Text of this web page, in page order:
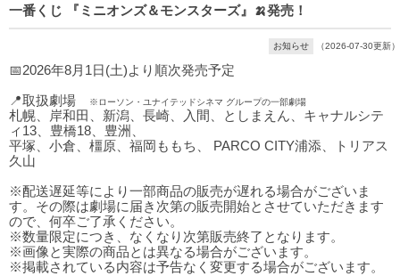
一番くじ 『ミニオンズ＆モンスターズ』🍌発売！
お知らせ （2026-07-30更新）
📅2026年8月1日(土)より順次発売予定
📍取扱劇場 ※ローソン・ユナイテッドシネマ グループの一部劇場
札幌、岸和田、新潟、長崎、入間、としまえん、キャナルシテ
ィ13、豊橋18、豊洲、
平塚、小倉、橿原、福岡ももち、 PARCO CITY浦添、トリアス
久山
※配送遅延等により一部商品の販売が遅れる場合がございま
す。その際は劇場に届き次第の販売開始とさせていただきます
ので、何卒ご了承ください。
※数量限定につき、なくなり次第販売終了となります。
※画像と実際の商品とは異なる場合がございます。
※掲載されている内容は予告なく変更する場合がございます。